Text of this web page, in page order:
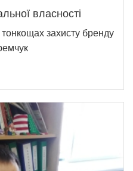
власності
захисту бренду